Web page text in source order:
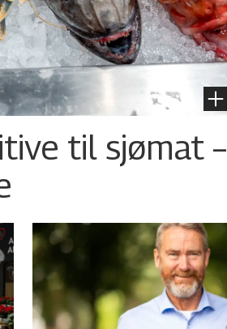
til sjømat –